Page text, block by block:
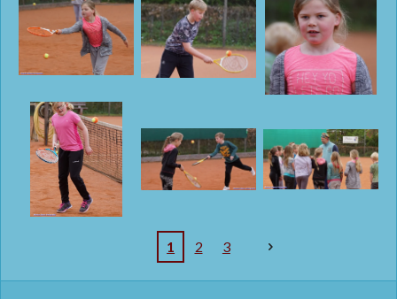
1 2 3